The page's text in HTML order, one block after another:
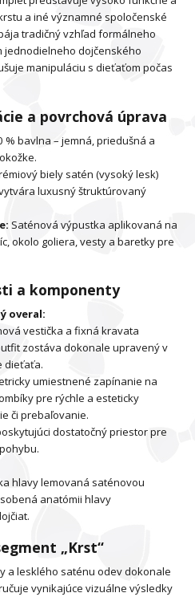
a iné významné spoločenské
tradičný vzhľad formálneho
jednodielneho dojčenského
manipuláciu s dieťaťom počas
a povrchová úprava
% bavlna – jemná, priedušná a
biely satén (vysoký lesk)
luxusný štruktúrovaný
Saténová výpustka aplikovaná na
okolo goliera, vesty a baretky pre
a komponenty
overal:
vestička a fixná kravata
zostáva dokonale upravený v
dieťaťa.
umiestnené zapínanie na
pre rýchle a esteticky
či prebaľovanie.
dostatočný priestor pre
hlavy lemovaná saténovou
anatómii hlavy
„Krst“
a lesklého saténu odev dokonale
vynikajúce vizuálne výsledky